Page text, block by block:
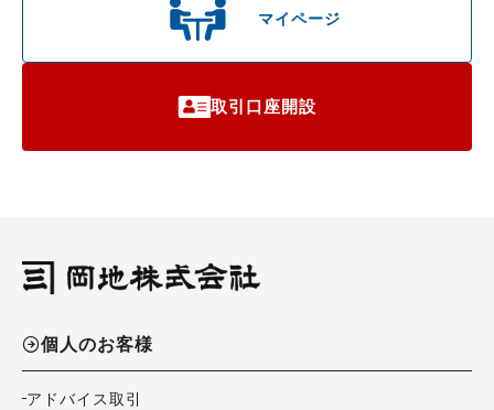
マイページ
取引口座開設
個人のお客様
アドバイス取引